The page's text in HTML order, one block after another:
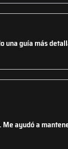
guía más
ayudó a